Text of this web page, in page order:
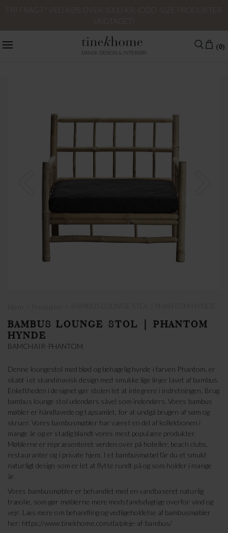
DANSK DESIGN & INTERIØR
(0)
BAMBUS LOUNGE STOL | PHANTOM
HYNDE
BAMCHAIR-PHANTOM
Denne loungestol med blød og behagelig hynde i farven Phantom, er
skabt i et skandinavisk design med smukke lige linjer lavet af bambus.
Enkeltheden i designet gør stolen let at integrere i indretningen. Brug
bambus lounge stol udendørs såvel som indendørs. Vores bambus
møbler er håndlavede og tapsamlet, for at undgå brugen af søm og
skruer. Vores bambusmøbler har været en del af kollektionen i
mange år og er stadig blandt vores mest populære produkter.
Møblerne er repræsenteret verden over på hoteller, beach clubs,
restauranter og i private hjem. I et bambusmøbel får du et smukt
naturligt design som er let at flytte rundt på og som holder i mange
år.
Vores bambusmøbler er behandlet med en vandbaseret naturlig
træolie, som gør møblerne mere modstandsdygtige overfor vind og
vejr. Læs mere om behandling og vedligeholdelse af bambusmøbler
her: https://www.tinekhome.com/da/pleje-af-bambus/